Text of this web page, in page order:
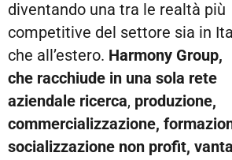
diventando una tra le realtà più
competitive del settore sia in
che all’estero. Harmony Group,
che racchiude in una sola rete
aziendale ricerca, produzione,
commercializzazione,
socializzazione non profit,